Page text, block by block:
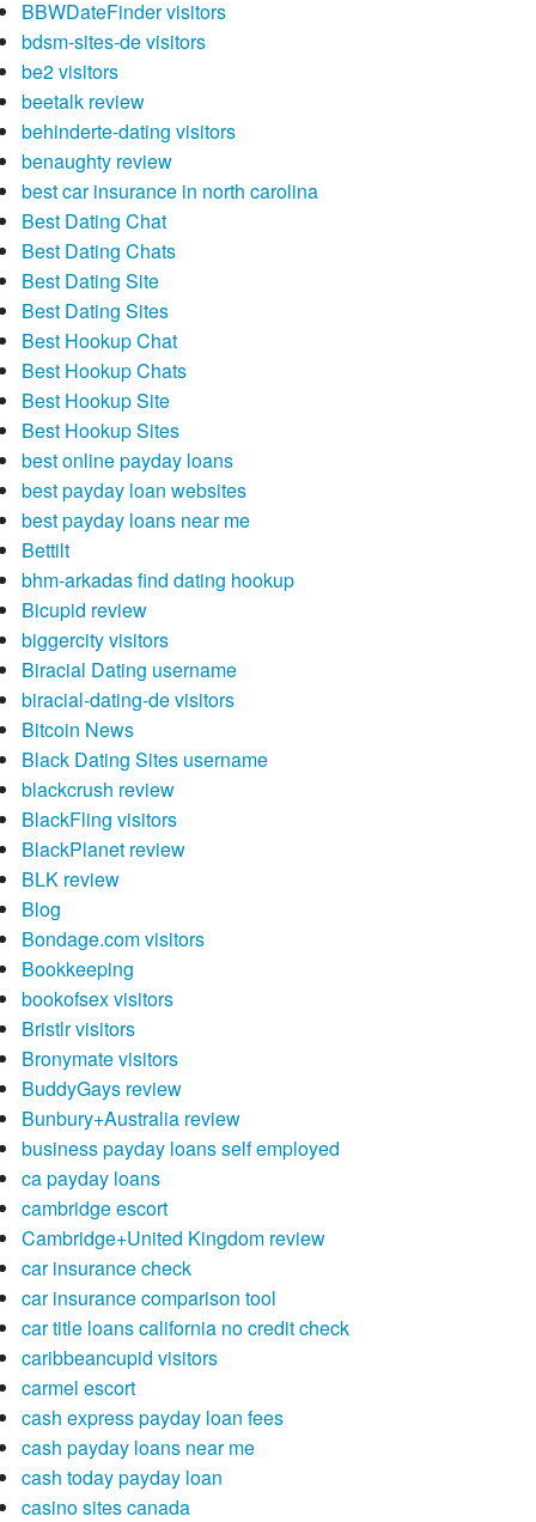
BBWDateFinder visitors
bdsm-sites-de visitors
be2 visitors
beetalk review
behinderte-dating visitors
benaughty review
best car insurance in north carolina
Best Dating Chat
Best Dating Chats
Best Dating Site
Best Dating Sites
Best Hookup Chat
Best Hookup Chats
Best Hookup Site
Best Hookup Sites
best online payday loans
best payday loan websites
best payday loans near me
Bettilt
bhm-arkadas find dating hookup
Bicupid review
biggercity visitors
Biracial Dating username
biracial-dating-de visitors
Bitcoin News
Black Dating Sites username
blackcrush review
BlackFling visitors
BlackPlanet review
BLK review
Blog
Bondage.com visitors
Bookkeeping
bookofsex visitors
Bristlr visitors
Bronymate visitors
BuddyGays review
Bunbury+Australia review
business payday loans self employed
ca payday loans
cambridge escort
Cambridge+United Kingdom review
car insurance check
car insurance comparison tool
car title loans california no credit check
caribbeancupid visitors
carmel escort
cash express payday loan fees
cash payday loans near me
cash today payday loan
casino sites canada